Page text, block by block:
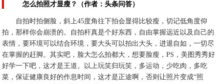
怎么拍照才显瘦？（作者：头条问答）
自拍时拍侧脸，斜上45度角往下拍会显得比较瘦，切记低角度仰
拍，那样你会崩溃的。自拍杆真是个好东西，自由掌握远近以及自己的
表情，要环境可以结合环境，要大头可以拍出大头，进退自如，一切尽
在掌握的赶脚。其实吧，脸大怎么拍都大，想要脸瘦，PS，美图秀秀好
好学一下吧，这才是王道。以上玩笑归玩笑，多运动，少吃肉，多吃
菜，保证健康良好的作息时间，这才是正途啊，否则让照片变成“照